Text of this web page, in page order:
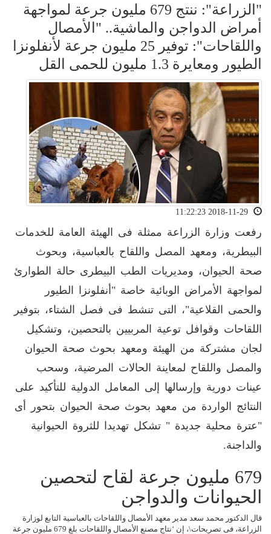
"الزراعة": ننتج 679 مليون جرعة لمواجهة
أمراض الدواجن والماشية.. "الأمصال
واللقاحات": توفير 25 مليون جرعة لأنفلونزا
الطيور ومعايرة 1.3 مليون للحمى القل
رفعت وزارة الزراعة ممثلة فى الهيئة العامة للخدمات
البيطرية، ومعهد المصل واللقاح بالعباسية، وبحوث
صحة الحيوان، ومديريات الطب البيطرى حالة الطوارئ
لمواجهة الأمراض الوبائية خاصة "أنفلونزا الطيور
والحمى القلاعية"، التى تنشط فى فصل الشتاء، بتوفير
اللقاحات وقوافل توعية المربيين بالتحصين، وتشكيل
لجان مشتركة من الهيئة ومعهد بحوث صحة الحيوان
والمصل واللقاح لمعاينة الحالات المرضية، وسحب
عينات دورية وإرسالها إلى المعامل الدولية للتأكيد على
النتائج الواردة من معهد بحوث صحة الحيوان بتحور أى
"عترة محلية جديدة " تشكل تهديدا للثروة الحيوانية
والداجنة.
679 مليون جرعة لقاح لتحصين
الحيوانات والدواجن
قال الدكتور محمد سعد مدير معهد الأمصال واللقاحات بالعباسية التابع لوزارة
الزراعة، فى تصريحات\، إن ‘نتاج مصنع الأمصال واللقاحات بلغ 679 مليون جرعة